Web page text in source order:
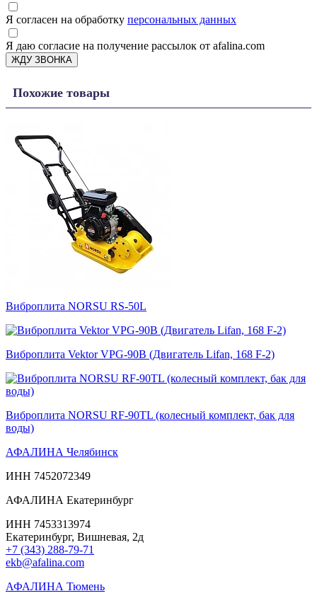
Я согласен на обработку персональных данных
Я даю согласие на получение рассылок от afalina.com
ЖДУ ЗВОНКА
Похожие товары
Виброплита NORSU RS-50L
Виброплита Vektor VPG-90B (Двигатель Lifan, 168 F-2)
Виброплита NORSU RF-90TL (колесный комплект, бак для
воды)
АФАЛИНА Челябинск
ИНН 7452072349
АФАЛИНА Екатеринбург
ИНН 7453313974
Екатеринбург, Вишневая, 2д
+7 (343) 288-79-71
ekb@afalina.com
АФАЛИНА Тюмень